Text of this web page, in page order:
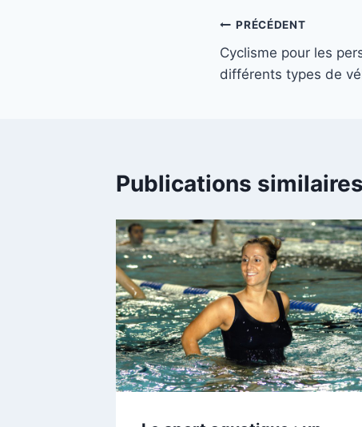
Navigation
de
PRÉCÉDENT
Cyclisme pour les
différents types de
Publications similaires